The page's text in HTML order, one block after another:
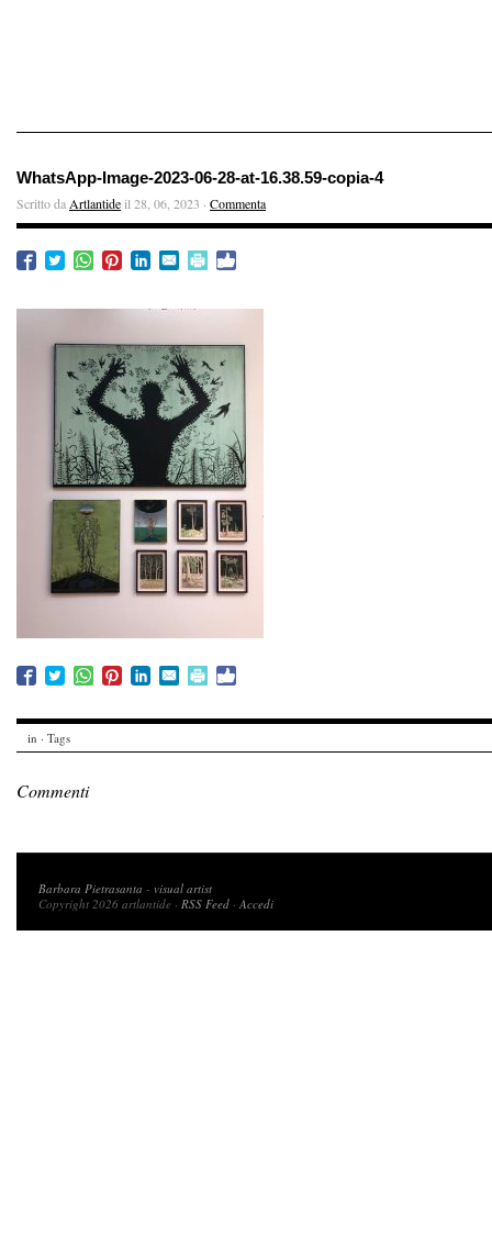
WhatsApp-Image-2023-06-28-at-16.38.59-copia-4
Scritto da Artlantideil 28, 06, 2023 · Commenta
in · Tags
Commenti
Barbara Pietrasanta - visual artist
Copyright 2026 artlantide · RSS Feed ·Accedi